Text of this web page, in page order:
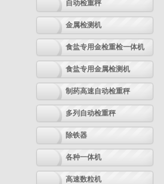
自动检重秤
金属检测机
食盐专用金检重检一体机
食盐专用金属检测机
制药高速自动检重秤
多列自动检重秤
除铁器
各种一体机
高速数粒机